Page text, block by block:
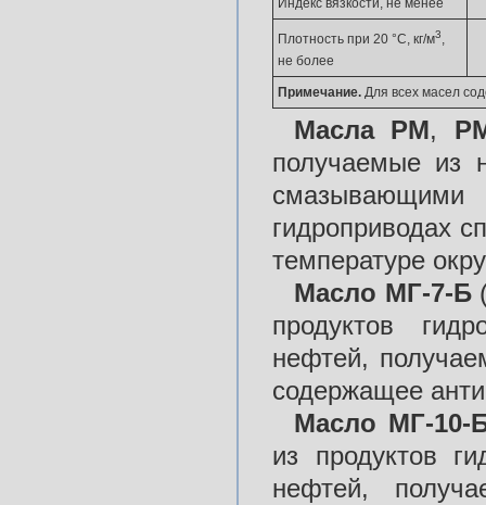
Индекс вязкости, не менее
Плотность при 20 °С, кг/м3,
не более
Примечание. Для всех масел
Масла РМ,
получаемые из
гидроприводах
температуре
Масло МГ-7-Б
продуктов
нефтей,
содержащее
Масло МГ-10-
из продуктов
нефтей,